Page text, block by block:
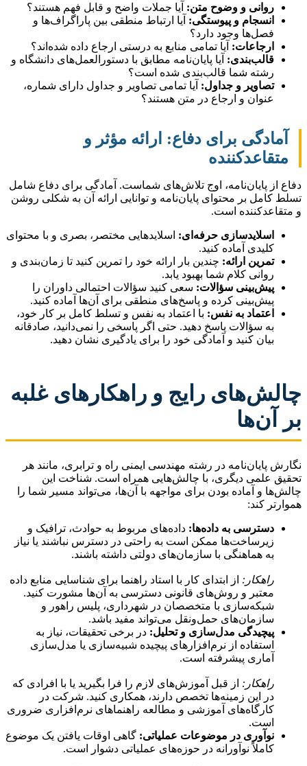
روانی و وضوح متن: آیا جملات واضح و قابل فهم هستند؟
انسجام و پیوستگی: آیا ارتباط منطقی بین پاراگراف‌ها و
فصل‌ها وجود دارد؟
ارجاعات: آیا تمامی منابع به درستی ارجاع داده شده‌اند؟
قالب‌بندی: آیا پایان‌نامه مطابق با دستورالعمل‌های دانشگاه و
رشته شما قالب‌بندی شده است؟
تصاویر و جداول: آیا تمامی تصاویر و جداول دارای شماره،
عنوان و ارجاع در متن هستند؟
آمادگی برای دفاع: ارائه مؤثر و
متقاعدکننده
دفاع از پایان‌نامه، اوج تلاش‌های شماست. آمادگی برای دفاع شامل
تسلط کامل بر محتوای پایان‌نامه و توانایی ارائه آن به شکلی روشن
و متقاعدکننده است.
اسلایدسازی حرفه‌ای: اسلایدهایی مختصر، بصری و با محتوای
کلیدی آماده کنید.
تمرین ارائه: چندین بار ارائه خود را تمرین کنید تا زمان‌بندی و
روانی کلام شما بهبود یابد.
پیش‌بینی سؤالات: سعی کنید سؤالات احتمالی داوران را
پیش‌بینی کرده و پاسخ‌های منطقی برای آن‌ها آماده کنید.
اعتماد به نفس: با اعتماد به نفس و تسلط کامل بر کار خود،
به سؤالات پاسخ دهید. حتی اگر پاسخی را نمی‌دانید، صادقانه
بیان کنید و آمادگی خود را برای یادگیری نشان دهید.
چالش‌های رایج و راهکارهای غلبه
بر آن‌ها
نگارش پایان‌نامه در رشته مهندسی ایمنی راه و ترابری، مانند هر
تحقیق علمی دیگری، با چالش‌هایی همراه است. شناخت این
چالش‌ها و آماده بودن برای مواجهه با آن‌ها، می‌تواند مسیر شما را
هموارتر کند:
دسترسی به داده‌ها: داده‌های مربوط به حوادث، ترافیک و
زیرساخت‌ها ممکن است به راحتی در دسترس نباشند یا نیاز
به هماهنگی با سازمان‌های دولتی داشته باشند.
راهکار: از ابتدای کار با استاد راهنما برای شناسایی منابع داده
معتبر و روش‌های قانونی دسترسی به آن‌ها مشورت کنید.
شبکه‌سازی با متخصصان در شهرداری، پلیس راهور و
سازمان‌های حمل‌ونقل می‌تواند مفید باشد.
پیچیدگی مدل‌سازی و تحلیل: در برخی تحقیقات، نیاز به
استفاده از نرم‌افزارهای پیچیده شبیه‌سازی یا مدل‌سازی
آماری پیشرفته است.
راهکار: از قبل آموزش‌های لازم را فرا بگیرید یا با افرادی که
در این زمینه‌ها تخصص دارند، همکاری کنید. شرکت در
کارگاه‌های آموزشی و مطالعه راهنماهای نرم‌افزاری ضروری
است.
نوآوری در موضوعات عملیاتی: گاهی اوقات یافتن یک موضوع
کاملاً نوآورانه در حوزه‌های عملیاتی دشوار است.